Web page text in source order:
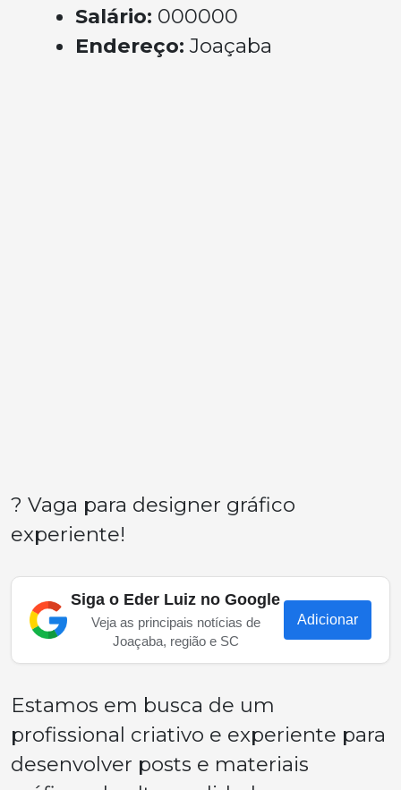
Salário: 000000
Endereço: Joaçaba
? Vaga para designer gráfico
experiente!
Siga o Eder Luiz no Google
Veja as principais notícias de
Joaçaba, região e SC
Adicionar
Estamos em busca de um
profissional criativo e experiente para
desenvolver posts e materiais